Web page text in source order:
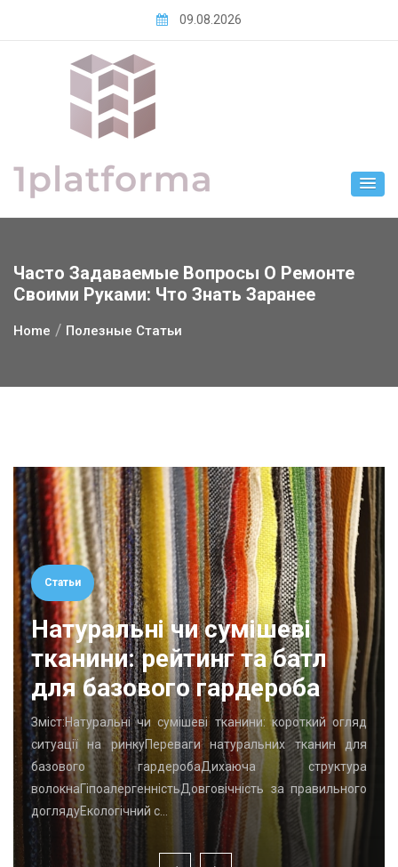
09.08.2026
Часто Задаваемые Вопросы О Ремонте
Своими Руками: Что Знать Заранее
Home Полезные Статьи
Статьи
Натуральні чи сумішеві
тканини: рейтинг та батл
для базового гардероба
Зміст:Натуральні чи сумішеві тканини: короткий огляд
ситуації на ринкуПереваги натуральних тканин для
базового гардеробаДихаюча структура
волокнаГіпоалергенністьДовговічність за правильного
доглядуЕкологічний с…